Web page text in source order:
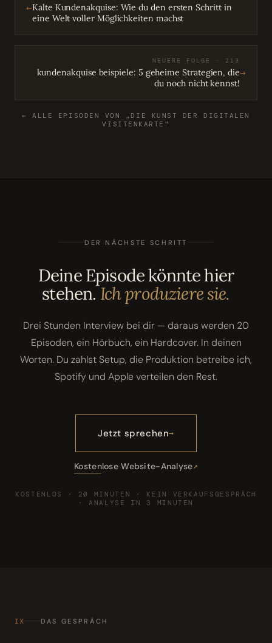
←Kalte Kundenakquise: Wie du den ersten Schritt in
eine Welt voller Möglichkeiten machst
NEUERE FOLGE · 213
kundenakquise beispiele: 5 geheime Strategien, die
du noch nicht kennst!
→
← ALLE EPISODEN VON „DIE KUNST DER DIGITALEN
VISITENKARTE"
DER NÄCHSTE SCHRITT
Deine Episode könnte hier
stehen.Ich produziere sie.
Drei Stunden Interview bei dir — daraus werden 20
Episoden, ein Hörbuch, ein Hardcover. In deinen
Worten. Du zahlst Setup, die Produktion betreibe ich,
Spotify und Apple verteilen den Rest.
Jetzt sprechen
Kostenlose Website-Analyse
KOSTENLOS · 20 MINUTEN · KEIN VERKAUFSGESPRÄCH
· ANALYSE IN 3 MINUTEN
IX DAS GESPRÄCH